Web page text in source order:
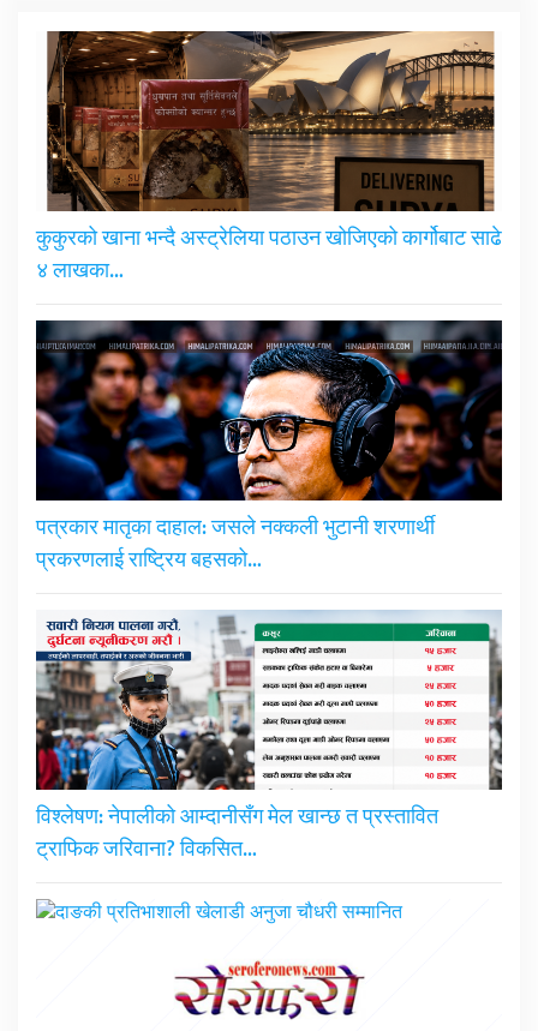
कुकुरको खाना भन्दै अस्ट्रेलिया पठाउन खोजिएको कार्गोबाट साढे
४ लाखका…
पत्रकार मातृका दाहाल: जसले नक्कली भुटानी शरणार्थी
प्रकरणलाई राष्ट्रिय बहसको…
विश्लेषण: नेपालीको आम्दानीसँग मेल खान्छ त प्रस्तावित
ट्राफिक जरिवाना? विकसित…